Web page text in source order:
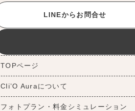
LINEからお問合せ
TOPページ
Cli’O Auraについて
フォトプラン・料金シミュレーション